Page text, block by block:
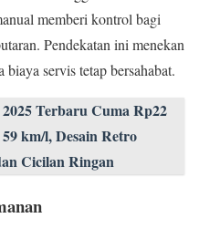
memberi kontrol bagi
Pendekatan ini menekan
servis tetap bersahabat.
Terbaru Cuma Rp22
km/l, Desain Retro
Cicilan Ringan